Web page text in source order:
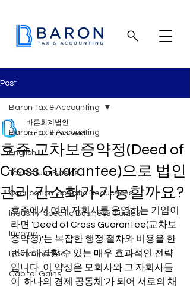
Post
Baron Tax & Accounting
English
Tax Return Basics
Occupation-Specific Deductions
Industry-Specific Business Guides
Income
Rental income
Capital Gains
Baron Tax & Accounting
호주 교차보증약정(Deed of
Cross Guarantee)으로 법인
관리 간소화가 가능할까요?
바른회계법인
Jan 21 9 min read
호주에서 여러 자회사를 운영하는 기업이
라면 'Deed of Cross Guarantee(교차보
증약정)'는 복잡한 행정 절차와 비용을 한
번에 해결할 수 있는 매우 효과적인 전략
입니다. 이 약정은 모회사와 그 자회사들
이 '하나의 경제 공동체'가 되어 서로의 채